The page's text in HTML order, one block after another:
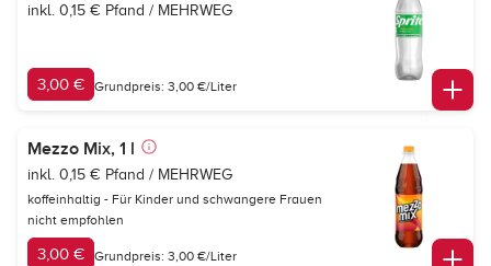
inkl. 0,15 € Pfand / MEHRWEG
3,00 € Grundpreis: 3,00 €/Liter
Mezzo Mix, 1 l
inkl. 0,15 € Pfand / MEHRWEG
koffeinhaltig - Für Kinder und schwangere Frauen
nicht empfohlen
3,00 € Grundpreis: 3,00 €/Liter